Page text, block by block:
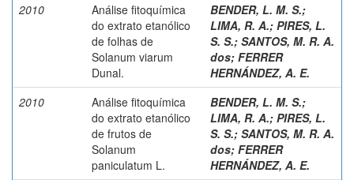
2010
Análise fitoquímica
do extrato etanólico
de folhas de
Solanum viarum
Dunal.
BENDER, L. M. S.;
LIMA, R. A.; PIRES, L.
S. S.; SANTOS, M. R. A.
dos; FERRER
HERNÁNDEZ, A. E.
2010
Análise fitoquímica
do extrato etanólico
de frutos de
Solanum
paniculatum L.
BENDER, L. M. S.;
LIMA, R. A.; PIRES, L.
S. S.; SANTOS, M. R. A.
dos; FERRER
HERNÁNDEZ, A. E.